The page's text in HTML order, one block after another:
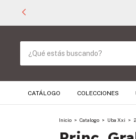
CATÁLOGO COLECCIONES
Inicio > Catalogo > Uba Xxi >